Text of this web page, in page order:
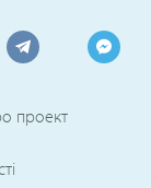
проект